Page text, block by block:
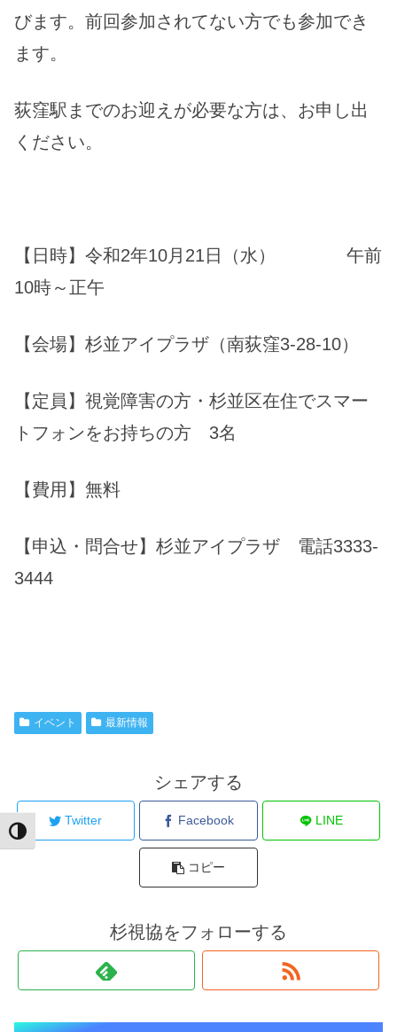
Toggle High Contrast
びます。前回参加されてない方でも参加でき
ます。
荻窪駅までのお迎えが必要な方は、お申し出
ください。
【日時】令和2年10月21日（水） 午前
10時～正午
【会場】杉並アイプラザ（南荻窪3-28-10）
【定員】視覚障害の方・杉並区在住でスマー
トフォンをお持ちの方 3名
【費用】無料
【申込・問合せ】杉並アイプラザ 電話3333-
3444
イベント 最新情報
シェアする
Twitter Facebook LINE
コピー
杉視協をフォローする